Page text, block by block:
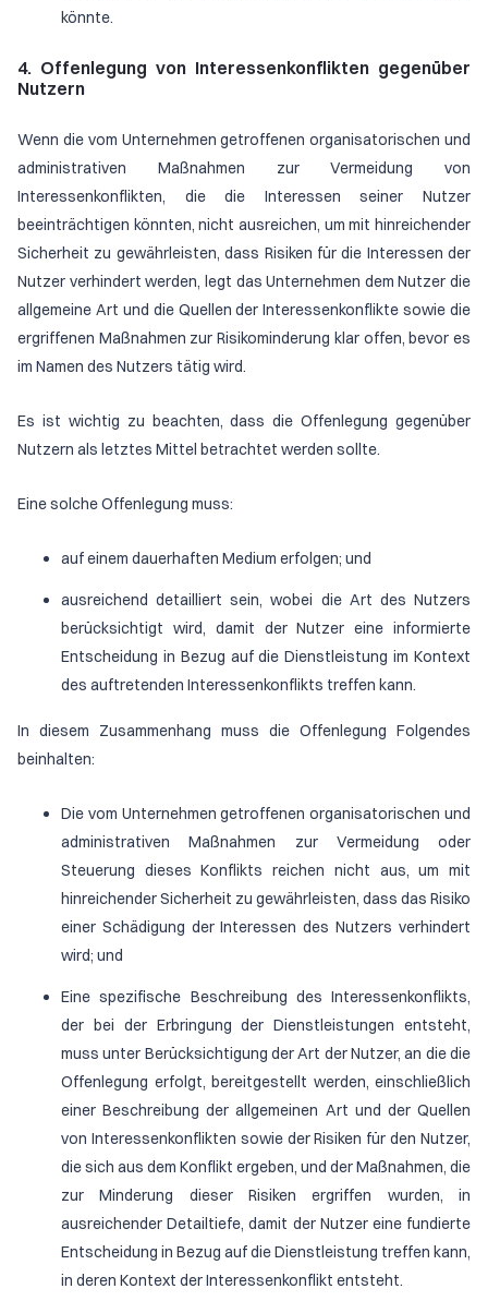
könnte.
4. Offenlegung von Interessenkonflikten gegenüber
Nutzern
Wenn die vom Unternehmen getroffenen organisatorischen und
administrativen Maßnahmen zur Vermeidung von
Interessenkonflikten, die die Interessen seiner Nutzer
beeinträchtigen könnten, nicht ausreichen, um mit hinreichender
Sicherheit zu gewährleisten, dass Risiken für die Interessen der
Nutzer verhindert werden, legt das Unternehmen dem Nutzer die
allgemeine Art und die Quellen der Interessenkonflikte sowie die
ergriffenen Maßnahmen zur Risikominderung klar offen, bevor es
im Namen des Nutzers tätig wird.
Es ist wichtig zu beachten, dass die Offenlegung gegenüber
Nutzern als letztes Mittel betrachtet werden sollte.
Eine solche Offenlegung muss:
auf einem dauerhaften Medium erfolgen; und
ausreichend detailliert sein, wobei die Art des Nutzers
berücksichtigt wird, damit der Nutzer eine informierte
Entscheidung in Bezug auf die Dienstleistung im Kontext
des auftretenden Interessenkonflikts treffen kann.
In diesem Zusammenhang muss die Offenlegung Folgendes
beinhalten:
Die vom Unternehmen getroffenen organisatorischen und
administrativen Maßnahmen zur Vermeidung oder
Steuerung dieses Konflikts reichen nicht aus, um mit
hinreichender Sicherheit zu gewährleisten, dass das Risiko
einer Schädigung der Interessen des Nutzers verhindert
wird; und
Eine spezifische Beschreibung des Interessenkonflikts,
der bei der Erbringung der Dienstleistungen entsteht,
muss unter Berücksichtigung der Art der Nutzer, an die die
Offenlegung erfolgt, bereitgestellt werden, einschließlich
einer Beschreibung der allgemeinen Art und der Quellen
von Interessenkonflikten sowie der Risiken für den Nutzer,
die sich aus dem Konflikt ergeben, und der Maßnahmen, die
zur Minderung dieser Risiken ergriffen wurden, in
ausreichender Detailtiefe, damit der Nutzer eine fundierte
Entscheidung in Bezug auf die Dienstleistung treffen kann,
in deren Kontext der Interessenkonflikt entsteht.